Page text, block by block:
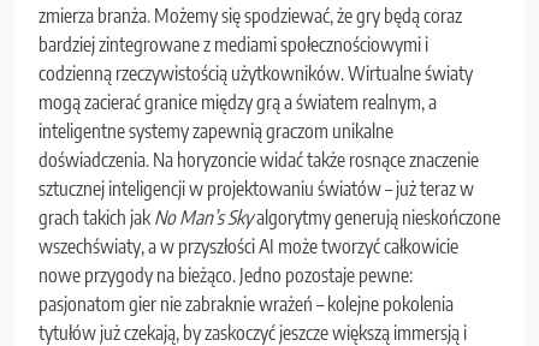
zmierza branża. Możemy się spodziewać, że gry będą coraz
bardziej zintegrowane z mediami społecznościowymi i
codzienną rzeczywistością użytkowników. Wirtualne światy
mogą zacierać granice między grą a światem realnym, a
inteligentne systemy zapewnią graczom unikalne
doświadczenia. Na horyzoncie widać także rosnące znaczenie
sztucznej inteligencji w projektowaniu światów – już teraz w
grach takich jak No Man’s Skyalgorytmy generują nieskończone
wszechświaty, a w przyszłości AI może tworzyć całkowicie
nowe przygody na bieżąco. Jedno pozostaje pewne:
pasjonatom gier nie zabraknie wrażeń – kolejne pokolenia
tytułów już czekają, by zaskoczyć jeszcze większą immersją i